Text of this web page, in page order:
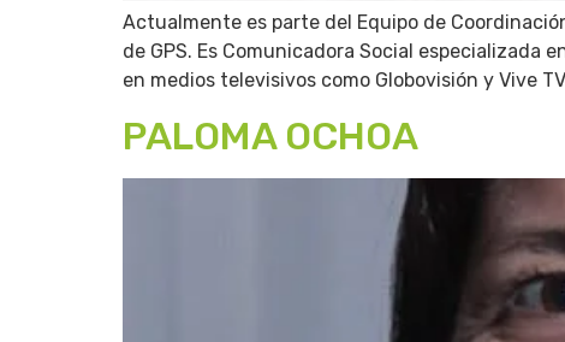
Actualmente es parte del Equipo de
de GPS. Es Comunicadora Social
en medios televisivos como Globovisión y Vive
PALOMA OCHOA